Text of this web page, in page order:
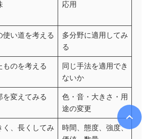
応用
使い道を考える
多分野に適用してみ
る
ものを考える
同じ手法を適用でき
ないか
を変えてみる
色・音・大きさ・用
途の変更
く、長くしてみ
時間、態度、強度、